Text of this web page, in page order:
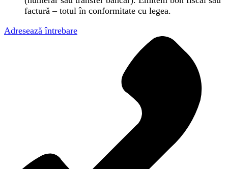
factură – totul în conformitate cu legea.
Adresează întrebare